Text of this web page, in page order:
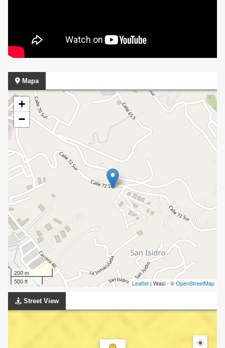
Mapa
+
−
200 m
500 ft
Leaflet | Wasi - ©OpenStreetMap
Street View